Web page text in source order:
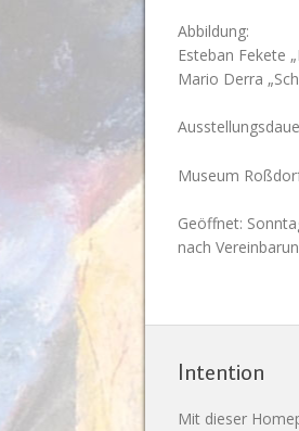
Abbildung:
Esteban Fekete
Mario Derra
Museum
Geöffnet:
nach
Intention
Mit dieser